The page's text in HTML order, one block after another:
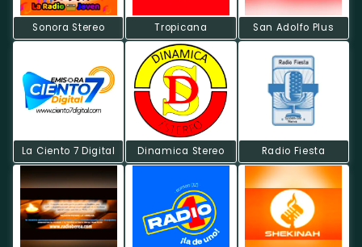
Sonora Stereo Tropicana San Adolfo Plus
La Ciento 7 Digital Dinamica Stereo Radio Fiesta